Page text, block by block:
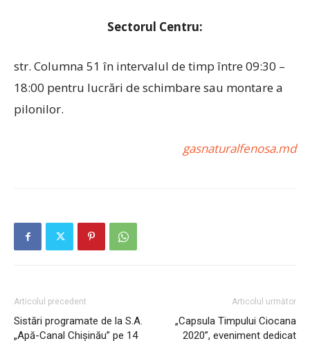
Sectorul Centru:
str. Columna 51 în intervalul de timp între 09:30 –
18:00 pentru lucrări de schimbare sau montare a
pilonilor.
gasnaturalfenosa.md
Articolul precedent
Sistări programate de la S.A.
„Apă-Canal Chişinău” pe 14
Articolul următor
„Capsula Timpului Ciocana
2020”, eveniment dedicat